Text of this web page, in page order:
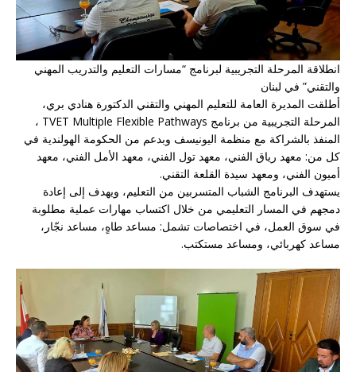
انطلاقة المرحلة التجريبية لبرنامج “مسارات التعليم والتدريب المهني
والتقني” في لبنان
أطلقت المديرة العامة للتعليم المهني والتقني الدكتورة هنادي بري،
المرحلة التجريبية من برنامج TVET Multiple Flexible Pathways ،
المنفذ بالشراكة مع منظمة اليونيسف وبدعم من الحكومة الهولندية في
كل من: معهد رياق الفني، معهد تول الفني، معهد الأمل الفني، معهد
أميون الفني، ومعهد سيدة القلعة التقني.
يستهدف البرنامج الشباب المتسربين من التعليم، ويهدف إلى إعادة
دمجهم في المسار التعليمي من خلال اكتساب مهارات عملية مطلوبة
في سوق العمل، في اختصاصات تشمل: مساعد طاهٍ، مساعد نجّار،
مساعد كهربائي، ومساعد مستكتب.